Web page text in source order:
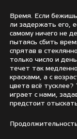
Время. Если
ли задержать его,
самому ничего не
пытаясь сбить
спрятав в
только число и
течет так
красками, а с
цвета всё
играет с нами,
предстоит